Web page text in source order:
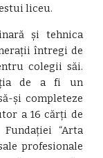
liceu.
și tehnica
întregi de
colegii săi.
de a fi un
și completeze
a 16 cărți de
“Arta
profesionale